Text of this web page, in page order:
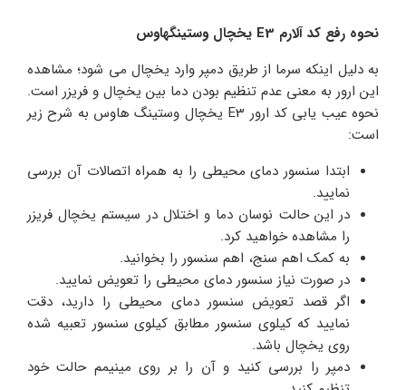
نحوه رفع کد آلارم E3 یخچال وستینگهاوس
به دلیل اینکه سرما از طریق دمپر وارد یخچال می شود؛ مشاهده
این ارور به معنی عدم تنظیم بودن دما بین یخچال و فریزر است.
نحوه عیب یابی کد ارور E3 یخچال وستینگ هاوس به شرح زیر
است:
ابتدا سنسور دمای محیطی را به همراه اتصالات آن بررسی
نمایید.
در این حالت نوسان دما و اختلال در سیستم یخچال فریزر
را مشاهده خواهید کرد.
به کمک اهم سنج، اهم سنسور را بخوانید.
در صورت نیاز سنسور دمای محیطی را تعویض نمایید.
اگر قصد تعویض سنسور دمای محیطی را دارید، دقت
نمایید که کیلوی سنسور مطابق کیلوی سنسور تعبیه شده
روی یخچال باشد.
دمپر را بررسی کنید و آن را بر روی مینیمم حالت خود